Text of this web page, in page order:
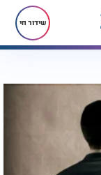
שידור חי